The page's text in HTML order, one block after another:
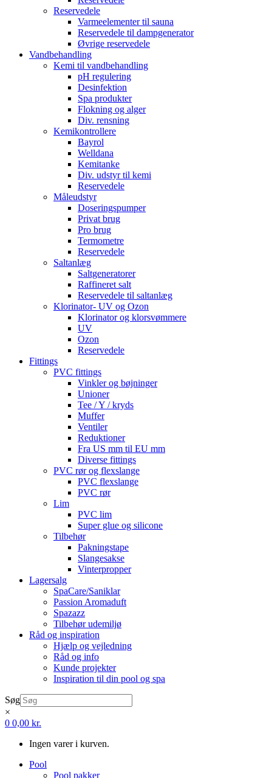
Reservedele
Varmeelementer til sauna
Reservedele til dampgenerator
Øvrige reservedele
Vandbehandling
Kemi til vandbehandling
pH regulering
Desinfektion
Spa produkter
Flokning og alger
Div. rensning
Kemikontrollere
Bayrol
Welldana
Kemitanke
Div. udstyr til kemi
Reservedele
Måleudstyr
Doseringspumper
Privat brug
Pro brug
Termometre
Reservedele
Saltanlæg
Saltgeneratorer
Raffineret salt
Reservedele til saltanlæg
Klorinator- UV og Ozon
Klorinator og klorsvømmere
UV
Ozon
Reservedele
Fittings
PVC fittings
Vinkler og bøjninger
Unioner
Tee / Y / kryds
Muffer
Ventiler
Reduktioner
Fra US mm til EU mm
Diverse fittings
PVC rør og flexslange
PVC flexslange
PVC rør
Lim
PVC lim
Super glue og silicone
Tilbehør
Pakningstape
Slangesakse
Vinterpropper
Lagersalg
SpaCare/Saniklar
Passion Aromaduft
Spazazz
Tilbehør udemiljø
Råd og inspiration
Hjælp og vejledning
Råd og info
Kunde projekter
Inspiration til din pool og spa
Søg
×
0 0,00 kr.
Ingen varer i kurven.
Pool
Pool pakker